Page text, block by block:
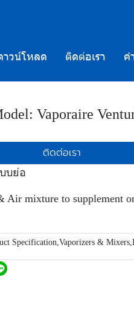
าวน์โหลด ติดต่อเรา ค
Vaporaire
ติดต่อเรา
บย่อ
Air mixture to supplement
Specification,Vaporizers & Mixers,